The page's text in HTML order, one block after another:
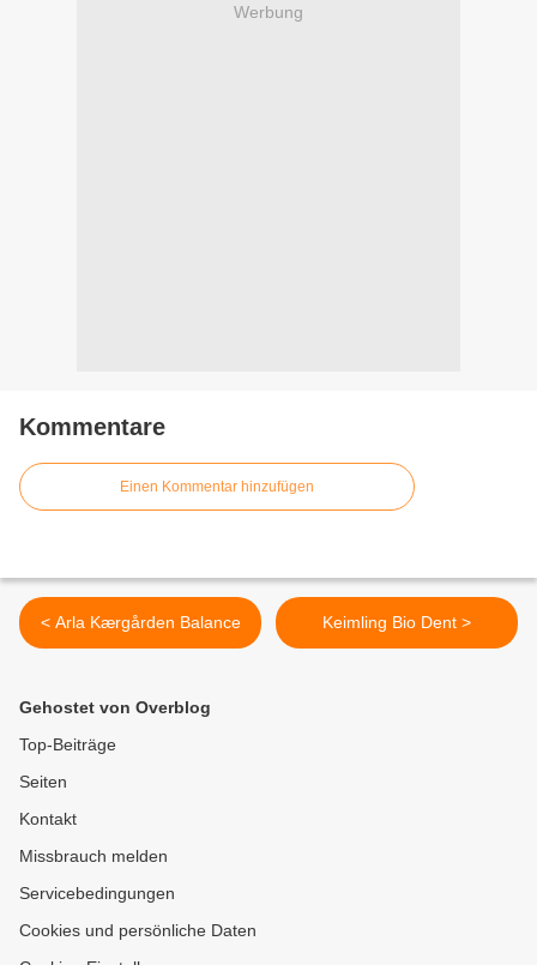
Werbung
Kommentare
Einen Kommentar hinzufügen
< Arla Kærgården Balance Keimling Bio Dent >
Gehostet von Overblog
Top-Beiträge
Seiten
Kontakt
Missbrauch melden
Servicebedingungen
Cookies und persönliche Daten